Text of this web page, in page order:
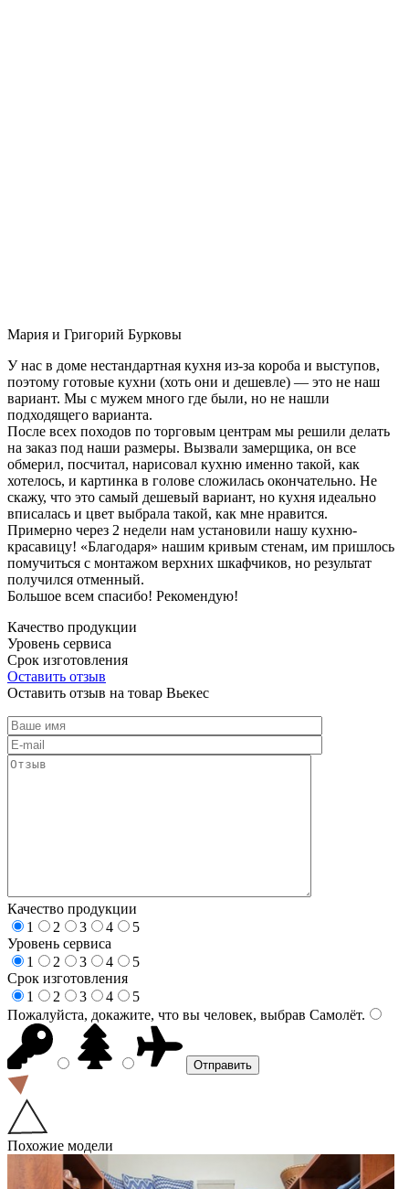
Мария и Григорий Бурковы
У нас в доме нестандартная кухня из-за короба и выступов,
поэтому готовые кухни (хоть они и дешевле) — это не наш
вариант. Мы с мужем много где были, но не нашли
подходящего варианта.
После всех походов по торговым центрам мы решили делать
на заказ под наши размеры. Вызвали замерщика, он все
обмерил, посчитал, нарисовал кухню именно такой, как
хотелось, и картинка в голове сложилась окончательно. Не
скажу, что это самый дешевый вариант, но кухня идеально
вписалась и цвет выбрала такой, как мне нравится.
Примерно через 2 недели нам установили нашу кухню-
красавицу! «Благодаря» нашим кривым стенам, им пришлось
помучиться с монтажом верхних шкафчиков, но результат
получился отменный.
Большое всем спасибо! Рекомендую!
Качество продукции
Уровень сервиса
Срок изготовления
Оставить отзыв
Оставить отзыв на товар Вьекес
Качество продукции
1
2 3 4
5
Уровень сервиса
1
2 3 4
5
Срок изготовления
1
2 3 4
5
Пожалуйста, докажите, что вы человек, выбрав Самолёт.
Похожие модели